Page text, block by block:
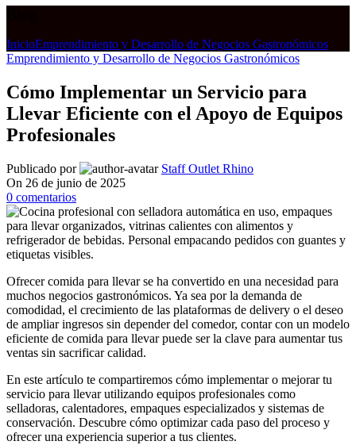
InicioEmprendimiento y Desarrollo de Negocios Gastronómicos
Emprendimiento y Desarrollo de Negocios Gastronómicos
Cómo Implementar un Servicio para
Llevar Eficiente con el Apoyo de Equipos
Profesionales
Publicado por
Staff Outlet Rhino
On 26 de junio de 2025
0 comentarios
Ofrecer comida para llevar se ha convertido en una necesidad para
muchos negocios gastronómicos. Ya sea por la demanda de
comodidad, el crecimiento de las plataformas de delivery o el deseo
de ampliar ingresos sin depender del comedor, contar con un modelo
eficiente de comida para llevar puede ser la clave para aumentar tus
ventas sin sacrificar calidad.
En este artículo te compartiremos cómo implementar o mejorar tu
servicio para llevar utilizando equipos profesionales como
selladoras, calentadores, empaques especializados y sistemas de
conservación. Descubre cómo optimizar cada paso del proceso y
ofrecer una experiencia superior a tus clientes.